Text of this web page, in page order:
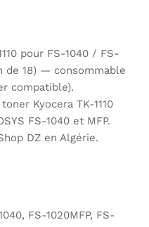
pour FS-1040 / FS-
de 18) — consommable
compatible).
Kyocera TK-1110
FS-1040 et MFP.
DZ en Algérie.
FS-1020MFP, FS-